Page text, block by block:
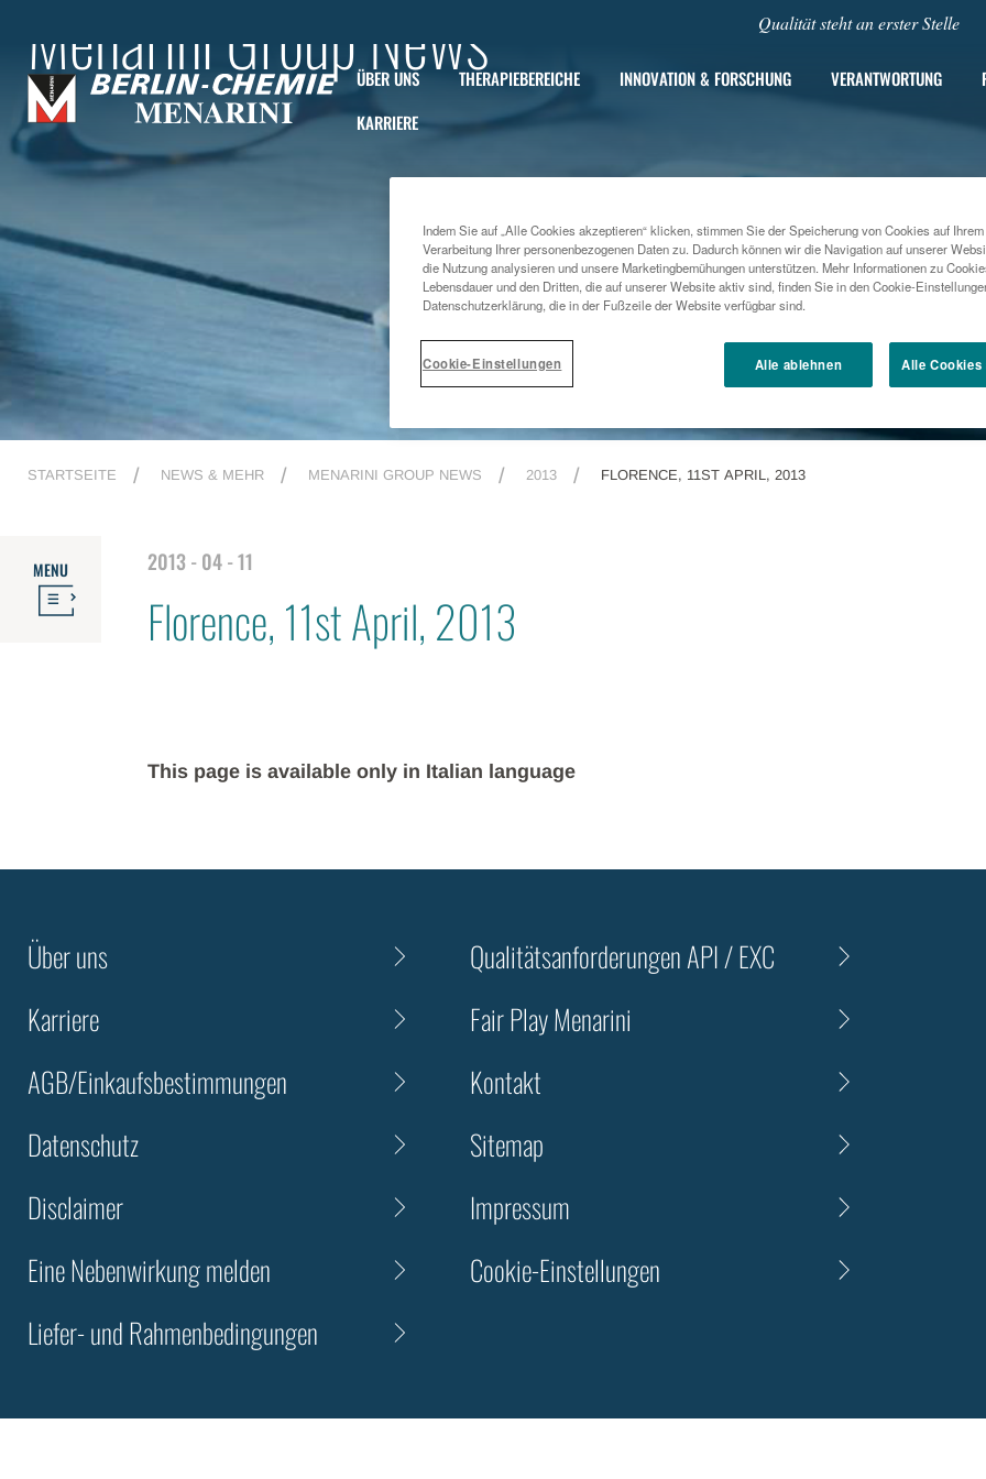
Qualität steht an erster Stelle
ÜBER UNS THERAPIEBEREICHE INNOVATION & FORSCHUNG VERANTWORTUNG
KARRIERE
Menarini Group News
STARTSEITE NEWS & MEHR MENARINI GROUP NEWS 2013 FLORENCE, 11ST APRIL, 2013
MENU 2013 - 04 - 11
Florence, 11st April, 2013
This page is available only in Italian language
Über uns
Karriere
AGB/Einkaufsbestimmungen
Datenschutz
Disclaimer
Eine Nebenwirkung melden
Liefer- und Rahmenbedingungen
Qualitätsanforderungen API / EXC
Fair Play Menarini
Kontakt
Sitemap
Impressum
Cookie-Einstellungen
Indem Sie auf „Alle Cookies akzeptieren“ klicken, stimmen Sie der Speicherung von Cookies auf
Verarbeitung Ihrer personenbezogenen Daten zu. Dadurch können wir die Navigation auf unserer
die Nutzung analysieren und unsere Marketingbemühungen unterstützen. Mehr Informationen zu
Lebensdauer und den Dritten, die auf unserer Website aktiv sind, finden Sie in den Cookie-
Datenschutzerklärung, die in der Fußzeile der Website verfügbar sind.
Cookie-Einstellungen Alle ablehnen Alle Cookies